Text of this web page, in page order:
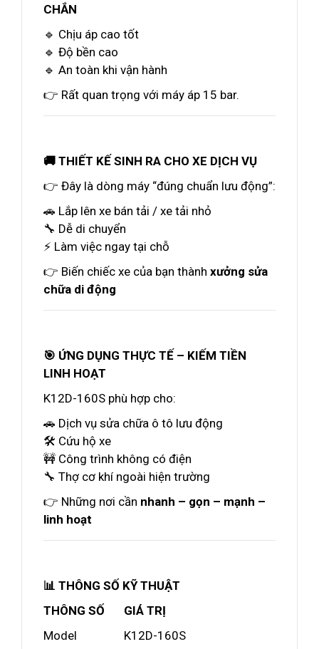
CHẮN
🔹 Chịu áp cao tốt
🔹 Độ bền cao
🔹 An toàn khi vận hành
👉 Rất quan trọng với máy áp 15 bar.
🚚 THIẾT KẾ SINH RA CHO XE DỊCH VỤ
👉 Đây là dòng máy “đúng chuẩn lưu động”:
🚗 Lắp lên xe bán tải / xe tải nhỏ
🔧 Dễ di chuyển
⚡ Làm việc ngay tại chỗ
👉 Biến chiếc xe của bạn thành xưởng sửa
chữa di động
🎯 ỨNG DỤNG THỰC TẾ – KIẾM TIỀN
LINH HOẠT
K12D-160S phù hợp cho:
🚗 Dịch vụ sửa chữa ô tô lưu động
🛠️ Cứu hộ xe
🚧 Công trình không có điện
🔧 Thợ cơ khí ngoài hiện trường
👉 Những nơi cần nhanh – gọn – mạnh –
linh hoạt
📊 THÔNG SỐ KỸ THUẬT
THÔNG SỐ
GIÁ TRỊ
Model
K12D-160S